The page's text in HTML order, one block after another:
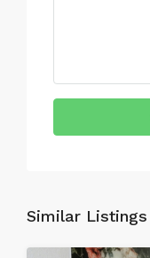
Similar Listings